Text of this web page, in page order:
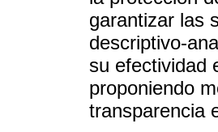
garantizar las
descriptivo-
su efectividad
proponiendo
transparencia